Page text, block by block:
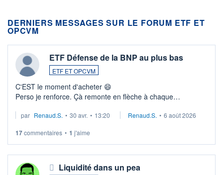
DERNIERS MESSAGES SUR LE FORUM ETF ET
OPCVM
ETF Défense de la BNP au plus bas
ETF ET OPCVM
C'EST le moment d'acheter 😄​
Perso je renforce. Çà remonte en flèche à chaque
Investissement long terme tip top pour sa retraite.
par Renaud.S. • 30 avr. • 13:20 Renaud.S. • 6 août 2026
17commentaires • 1 j'aime
Liquidité dans un pea